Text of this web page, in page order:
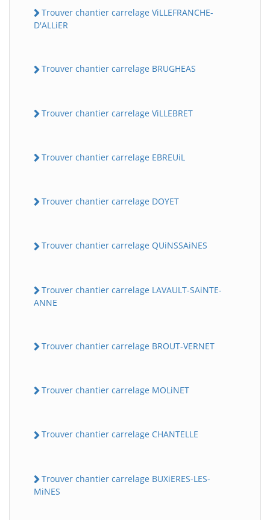
Trouver chantier carrelage ViLLEFRANCHE-
D'ALLiER
Trouver chantier carrelage BRUGHEAS
Trouver chantier carrelage ViLLEBRET
Trouver chantier carrelage EBREUiL
Trouver chantier carrelage DOYET
Trouver chantier carrelage QUiNSSAiNES
Trouver chantier carrelage LAVAULT-SAiNTE-
ANNE
Trouver chantier carrelage BROUT-VERNET
Trouver chantier carrelage MOLiNET
Trouver chantier carrelage CHANTELLE
Trouver chantier carrelage BUXiERES-LES-
MiNES